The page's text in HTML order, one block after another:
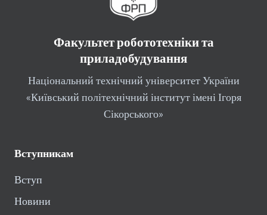
Факультет робототехніки та
приладобудування
Національний технічний університет України
«Київський політехнічний інститут імені Ігоря
Сікорського»
Вступникам
Вступ
Новини